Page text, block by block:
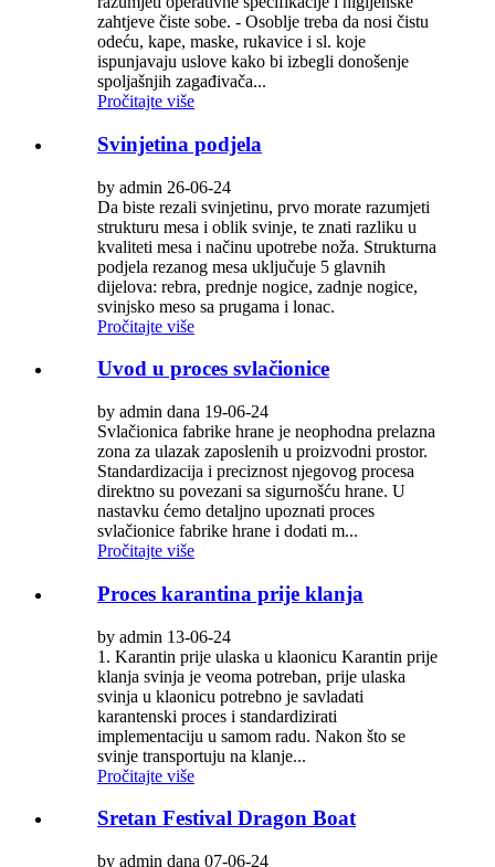
zahtjeve čiste sobe. - Osoblje treba da nosi čistu
odeću, kape, maske, rukavice i sl. koje
ispunjavaju uslove kako bi izbegli donošenje
spoljašnjih zagađivača...
Pročitajte više
Svinjetina podjela
by admin 26-06-24
Da biste rezali svinjetinu, prvo morate razumjeti
strukturu mesa i oblik svinje, te znati razliku u
kvaliteti mesa i načinu upotrebe noža. Strukturna
podjela rezanog mesa uključuje 5 glavnih
dijelova: rebra, prednje nogice, zadnje nogice,
svinjsko meso sa prugama i lonac.
Pročitajte više
Uvod u proces svlačionice
by admin dana 19-06-24
Svlačionica fabrike hrane je neophodna prelazna
zona za ulazak zaposlenih u proizvodni prostor.
Standardizacija i preciznost njegovog procesa
direktno su povezani sa sigurnošću hrane. U
nastavku ćemo detaljno upoznati proces
svlačionice fabrike hrane i dodati m...
Pročitajte više
Proces karantina prije klanja
by admin 13-06-24
1. Karantin prije ulaska u klaonicu Karantin prije
klanja svinja je veoma potreban, prije ulaska
svinja u klaonicu potrebno je savladati
karantenski proces i standardizirati
implementaciju u samom radu. Nakon što se
svinje transportuju na klanje...
Pročitajte više
Sretan Festival Dragon Boat
by admin dana 07-06-24